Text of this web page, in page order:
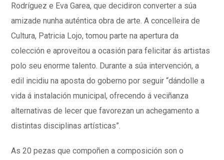
Rodríguez e Eva Garea, que decidiron converter a súa
amizade nunha auténtica obra de arte. A concelleira de
Cultura, Patricia Lojo, tomou parte na apertura da
colección e aproveitou a ocasión para felicitar ás artistas
polo seu enorme talento. Durante a súa intervención, a
edil incidiu na aposta do goberno por seguir “dándolle a
vida á instalación municipal, ofrecendo á veciñanza
alternativas de lecer que favorezan un achegamento a
distintas disciplinas artísticas”.
As 20 pezas que compoñen a composición son o